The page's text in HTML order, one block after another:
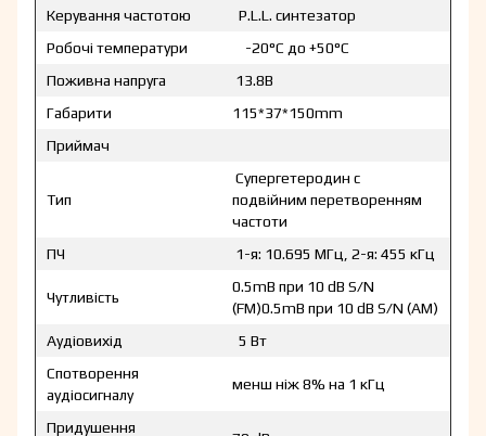
Керування частотою
P.L.L. синтезатор
Робочі температури
-20°С до +50°С
Поживна напруга
13.8В
Габарити
115*37*150mm
Приймач
Тип
Супергетеродин с
подвійним перетворенням
частоти
ПЧ
1-я: 10.695 МГц, 2-я: 455 кГц
Чутливість
0.5mВ при 10 dB S/N
(FM)0.5mВ при 10 dB S/N (AM)
Аудіовихід
5 Вт
Спотворення
аудіосигналу
менш ніж 8% на 1 кГц
Придушення